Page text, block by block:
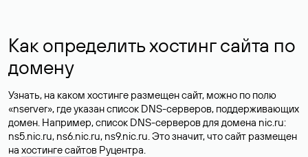
Как определить хостинг сайта по
домену
Узнать, на каком хостинге размещен сайт, можно по полю
«nserver», где указан список DNS-серверов, поддерживающих
домен. Например, список DNS-серверов для домена nic.ru:
ns5.nic.ru, ns6.nic.ru, ns9.nic.ru. Это значит, что сайт размещен
на хостинге сайтов Руцентра.